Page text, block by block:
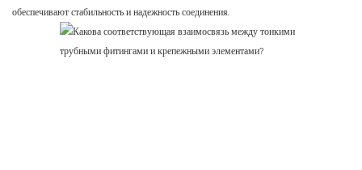
обеспечивают стабильность и надежность соединения.